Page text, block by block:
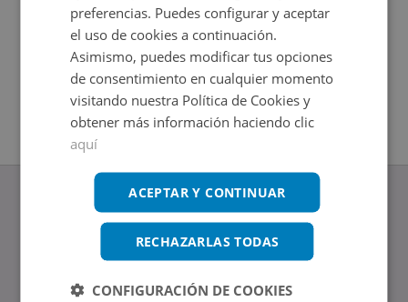
www.altamirainmuebles.com
Edificio Skylight
Avenida de Manoteras 14-16, 28050, Madrid
preferencias. Puedes configurar y aceptar
el uso de cookies a continuación.
Asimismo, puedes modificar tus opciones
de consentimiento en cualquier momento
visitando nuestra Política de Cookies y
obtener más información haciendo clic
aquí
ACEPTAR Y CONTINUAR
RECHAZARLAS TODAS
CONFIGURACIÓN DE COOKIES